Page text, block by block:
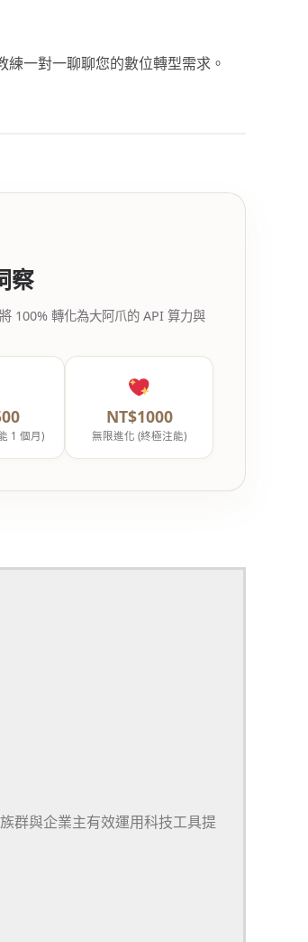
練一對一聊聊您的數位轉型需求。
察
100% 轉化為大阿爪的 API 算力與
1 個月)
NT$1000
無限進化 (終極注能)
群與企業主有效運用科技工具提